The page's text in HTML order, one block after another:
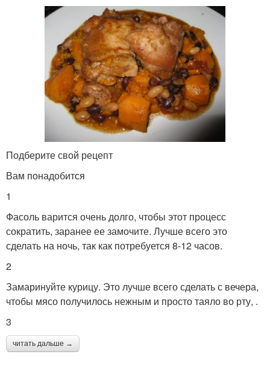
Подберите свой рецепт
Вам понадобится
1
Фасоль варится очень долго, чтобы этот процесс
сократить, заранее ее замочите. Лучше всего это
сделать на ночь, так как потребуется 8-12 часов.
2
Замаринуйте курицу. Это лучше всего сделать с вечера,
чтобы мясо получилось нежным и просто таяло во рту, .
3
читать дальше →